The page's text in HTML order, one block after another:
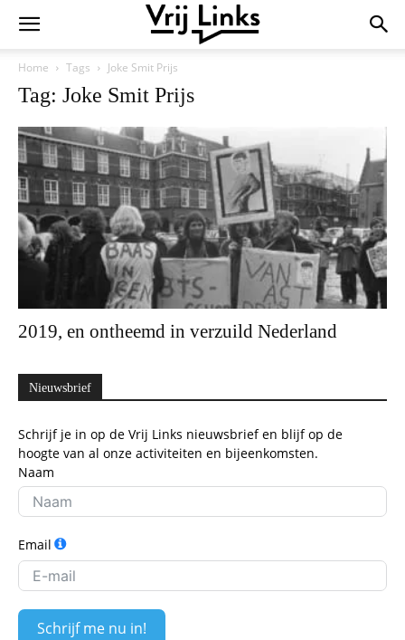
Home Tags Joke Smit Prijs
Tag: Joke Smit Prijs
2019, en ontheemd in verzuild Nederland
Nieuwsbrief
Schrijf je in op de Vrij Links nieuwsbrief en blijf op de
hoogte van al onze activiteiten en bijeenkomsten.
Naam
Email
Schrijf me nu in!